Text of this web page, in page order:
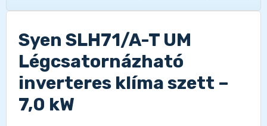
Syen SLH71/A-T UM
Légcsatornázható
inverteres klíma szett –
7,0 kW